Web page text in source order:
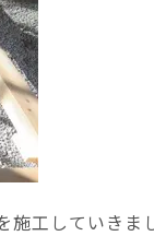
工していきま